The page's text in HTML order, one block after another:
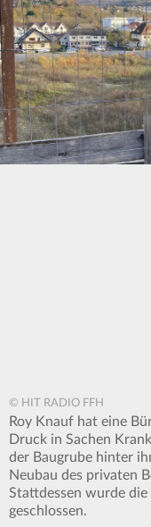
© HIT RADIO FFH
Roy Knauf hat eine
Druck in Sachen
der Baugrube hinter
Neubau des privaten
Stattdessen wurde
geschlossen.